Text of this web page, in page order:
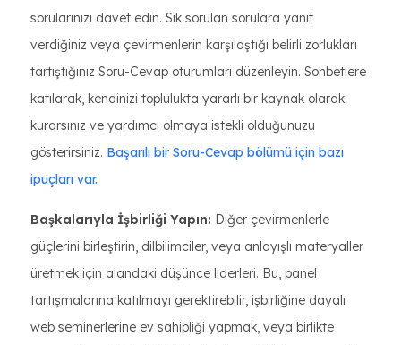
sorularınızı davet edin. Sık sorulan sorulara yanıt
verdiğiniz veya çevirmenlerin karşılaştığı belirli zorlukları
tartıştığınız Soru-Cevap oturumları düzenleyin. Sohbetlere
katılarak, kendinizi toplulukta yararlı bir kaynak olarak
kurarsınız ve yardımcı olmaya istekli olduğunuzu
gösterirsiniz. Başarılı bir Soru-Cevap bölümü için bazı
ipuçları var.
Başkalarıyla İşbirliği Yapın: Diğer çevirmenlerle
güçlerini birleştirin, dilbilimciler, veya anlayışlı materyaller
üretmek için alandaki düşünce liderleri. Bu, panel
tartışmalarına katılmayı gerektirebilir, işbirliğine dayalı
web seminerlerine ev sahipliği yapmak, veya birlikte